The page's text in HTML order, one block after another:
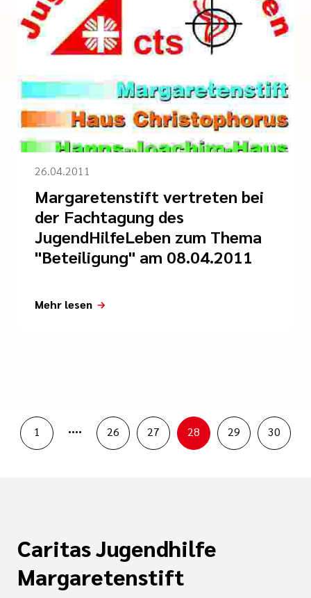
26.04.2011
Margaretenstift vertreten bei
der Fachtagung des
JugendHilfeLeben zum Thema
"Beteiligung" am 08.04.2011
Mehr lesen
1 .... 26 27 28 29 30
Caritas Jugendhilfe
Margaretenstift